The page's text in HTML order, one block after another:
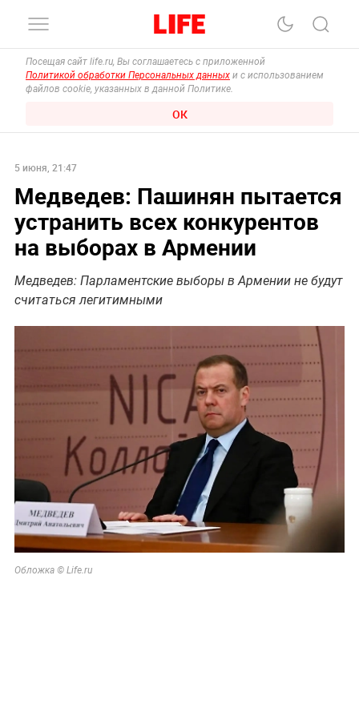
Посещая сайт life.ru, Вы соглашаетесь с приложенной
Политикой обработки Персональных данных и с использованием
файлов cookie, указанных в данной Политике.
ОК
5 июня, 21:47
Медведев: Пашинян пытается
устранить всех конкурентов
на выборах в Армении
Медведев: Парламентские выборы в Армении не будут
считаться легитимными
Обложка © Life.ru